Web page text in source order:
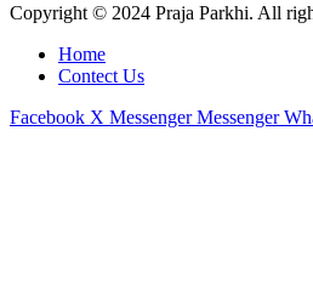
Copyright © 2024 Praja Parkhi. All
Home
Contect Us
Facebook X Messenger Messenger